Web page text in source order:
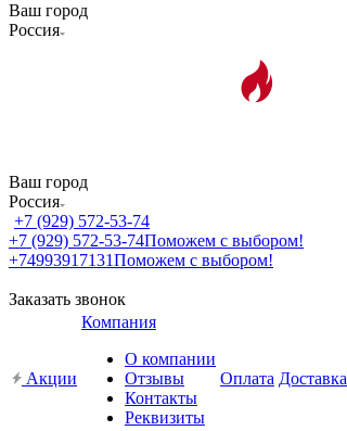
Ваш город
Россия
Ваш город
Россия
+7 (929) 572-53-74
+7 (929) 572-53-74Поможем с выбором!
+74993917131Поможем с выбором!
Заказать звонок
Акции
Компания
О компании
Отзывы
Контакты
Реквизиты
Оплата Доставка